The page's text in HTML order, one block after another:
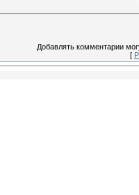
Добавлять комментарии
[